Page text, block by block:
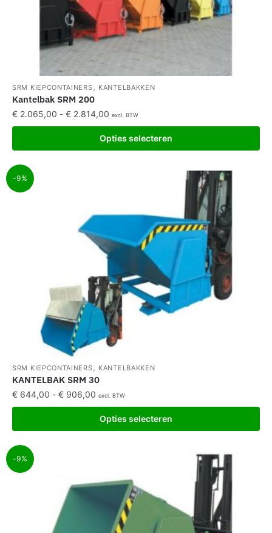
SRM KIEPCONTAINERS, KANTELBAKKEN
Kantelbak SRM 200
€ 2.065,00 - € 2.814,00 excl. BTW
Opties selecteren
-9%
SRM KIEPCONTAINERS, KANTELBAKKEN
KANTELBAK SRM 30
€ 644,00 - € 906,00 excl. BTW
Opties selecteren
-9%